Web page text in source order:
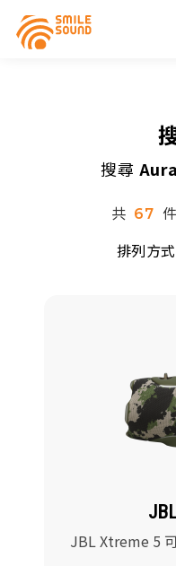
請選擇商品分類
搜尋
共 67
JBL Xtreme 5